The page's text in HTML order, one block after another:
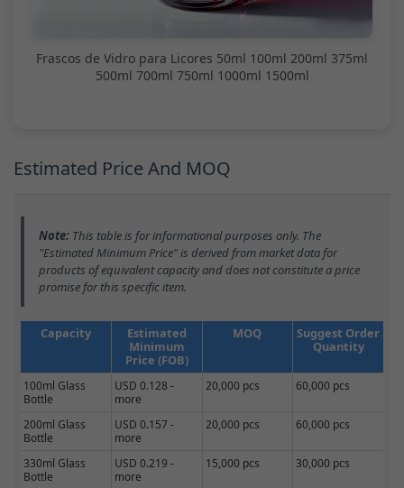
Frascos de Vidro para Licores 50ml 100ml 200ml 375ml
500ml 700ml 750ml 1000ml 1500ml
Estimated Price And MOQ
Note: This table is for informational purposes only. The
"Estimated Minimum Price" is derived from market data for
products of equivalent capacity and does not constitute a price
promise for this specific item.
Capacity
Estimated
Minimum
Price (FOB)
MOQ
Suggest Order
Quantity
100ml Glass
Bottle
USD 0.128 -
more
20,000 pcs 60,000 pcs
200ml Glass
Bottle
USD 0.157 -
more
20,000 pcs 60,000 pcs
330ml Glass
Bottle
USD 0.219 -
more
15,000 pcs 30,000 pcs